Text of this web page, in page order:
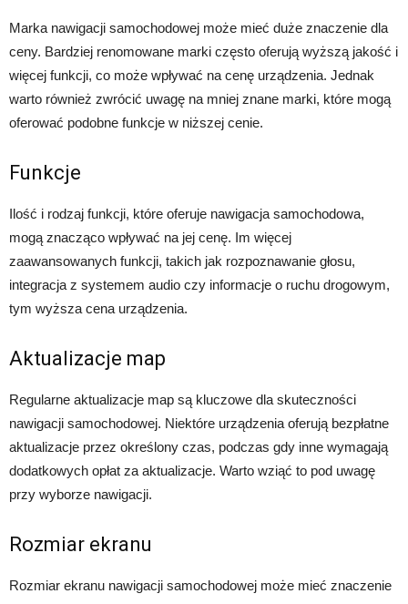
Marka nawigacji samochodowej może mieć duże znaczenie dla
ceny. Bardziej renomowane marki często oferują wyższą jakość i
więcej funkcji, co może wpływać na cenę urządzenia. Jednak
warto również zwrócić uwagę na mniej znane marki, które mogą
oferować podobne funkcje w niższej cenie.
Funkcje
Ilość i rodzaj funkcji, które oferuje nawigacja samochodowa,
mogą znacząco wpływać na jej cenę. Im więcej
zaawansowanych funkcji, takich jak rozpoznawanie głosu,
integracja z systemem audio czy informacje o ruchu drogowym,
tym wyższa cena urządzenia.
Aktualizacje map
Regularne aktualizacje map są kluczowe dla skuteczności
nawigacji samochodowej. Niektóre urządzenia oferują bezpłatne
aktualizacje przez określony czas, podczas gdy inne wymagają
dodatkowych opłat za aktualizacje. Warto wziąć to pod uwagę
przy wyborze nawigacji.
Rozmiar ekranu
Rozmiar ekranu nawigacji samochodowej może mieć znaczenie